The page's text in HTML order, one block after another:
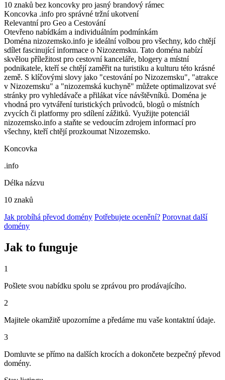
10 znaků bez koncovky pro jasný brandový rámec
Koncovka .info pro správné tržní ukotvení
Relevantní pro Geo a Cestování
Otevřeno nabídkám a individuálním podmínkám
Doména nizozemsko.info je ideální volbou pro všechny, kdo chtějí
sdílet fascinující informace o Nizozemsku. Tato doména nabízí
skvělou příležitost pro cestovní kanceláře, blogery a místní
podnikatele, kteří se chtějí zaměřit na turistiku a kulturu této krásné
země. S klíčovými slovy jako "cestování po Nizozemsku", "atrakce
v Nizozemsku" a "nizozemská kuchyně" můžete optimalizovat své
stránky pro vyhledávače a přilákat více návštěvníků. Doména je
vhodná pro vytváření turistických průvodců, blogů o místních
zvycích či platformy pro sdílení zážitků. Využijte potenciál
nizozemsko.info a staňte se vedoucím zdrojem informací pro
všechny, kteří chtějí prozkoumat Nizozemsko.
Koncovka
.info
Délka názvu
10 znaků
Jak probíhá převod domény Potřebujete ocenění? Porovnat další
domény
Jak to funguje
1
Pošlete svou nabídku spolu se zprávou pro prodávajícího.
2
Majitele okamžitě upozorníme a předáme mu vaše kontaktní údaje.
3
Domluvte se přímo na dalších krocích a dokončete bezpečný převod
domény.